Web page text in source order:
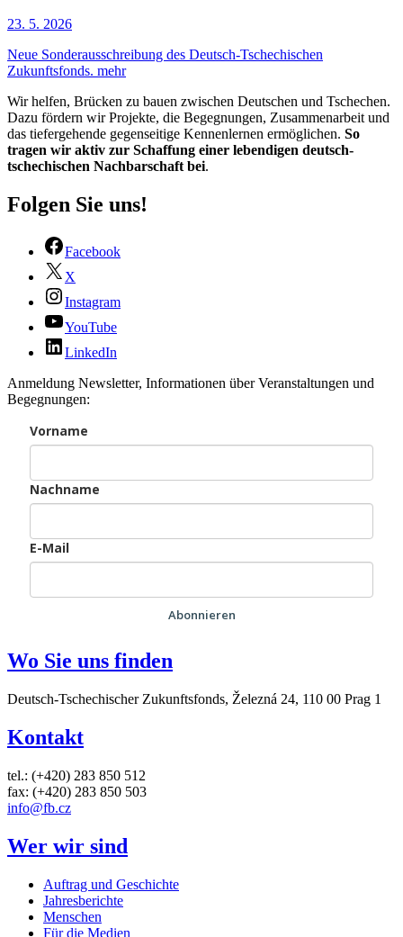
23. 5. 2026
Neue Sonderausschreibung des Deutsch-Tschechischen
Zukunftsfonds. mehr
Wir helfen, Brücken zu bauen zwischen Deutschen und Tschechen.
Dazu fördern wir Projekte, die Begegnungen, Zusammenarbeit und
das tiefergehende gegenseitige Kennenlernen ermöglichen. So
tragen wir aktiv zur Schaffung einer lebendigen deutsch-
tschechischen Nachbarschaft bei.
Folgen Sie uns!
Facebook
X
Instagram
YouTube
LinkedIn
Anmeldung Newsletter, Informationen über Veranstaltungen und
Begegnungen:
Vorname
Nachname
E-Mail
Abonnieren
Wo Sie uns finden
Deutsch-Tschechischer Zukunftsfonds, Železná 24, 110 00 Prag 1
Kontakt
tel.: (+420) 283 850 512
fax: (+420) 283 850 503
info@fb.cz
Wer wir sind
Auftrag und Geschichte
Jahresberichte
Menschen
Für die Medien